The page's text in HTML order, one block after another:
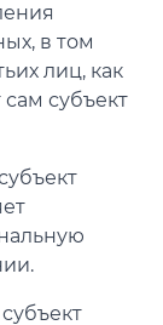
в том
лиц, как
субъект